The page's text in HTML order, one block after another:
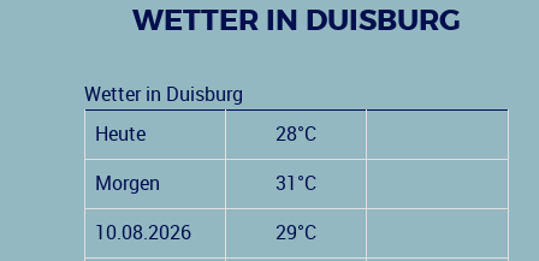
WETTER IN DUISBURG
Wetter in Duisburg
Heute
28°C
Morgen 31°C
10.08.2026 29°C